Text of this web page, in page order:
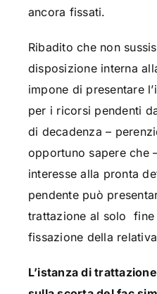
ancora fissati.
Ribadito che non
disposizione interna
impone di presentare
per i ricorsi pendenti
di decadenza –
opportuno sapere che
interesse alla pronta
pendente può
trattazione al solo fine
fissazione della
L’istanza di